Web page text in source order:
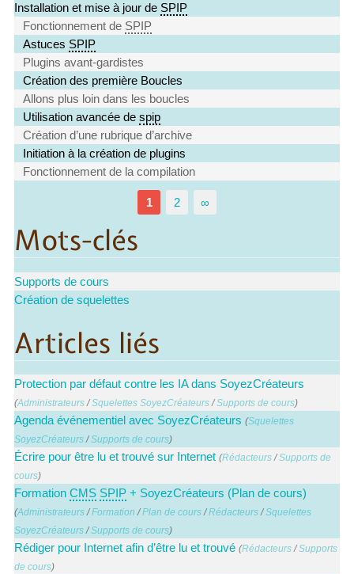
Installation et mise à jour de SPIP
Fonctionnement de SPIP
Astuces SPIP
Plugins avant-gardistes
Création des première Boucles
Allons plus loin dans les boucles
Utilisation avancée despip
Création d’une rubrique d’archive
Initiation à la création de plugins
Fonctionnement de la compilation
1 2 ∞
Mots-clés
Supports de cours
Création de squelettes
Articles liés
Protection par défaut contre les IA dans SoyezCréateurs
(Administrateurs/Squelettes SoyezCréateurs/Supports de cours)
Agenda événementiel avec SoyezCréateurs (Squelettes
SoyezCréateurs/Supports de cours)
Écrire pour être lu et trouvé sur Internet (Rédacteurs/Supports de
cours)
FormationCMS SPIP + SoyezCréateurs (Plan de cours)
(Administrateurs/Formation /Plan de cours/Rédacteurs/Squelettes
SoyezCréateurs/Supports de cours)
Rédiger pour Internet afin d’être lu et trouvé (Rédacteurs/Supports
de cours)